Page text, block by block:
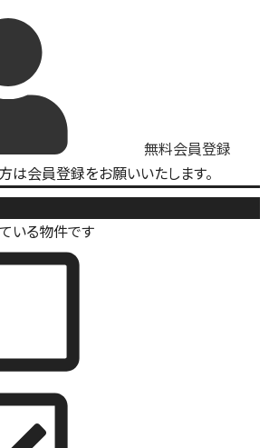
無料会員登録
いる物件です